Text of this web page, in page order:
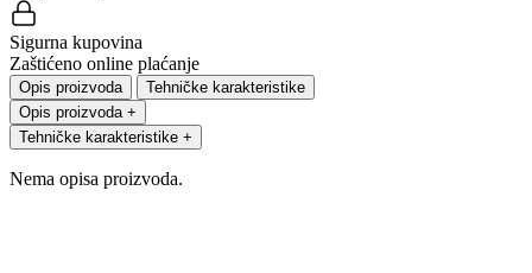
Sigurna kupovina
Zaštićeno online plaćanje
Opis proizvoda
Tehničke karakteristike
Opis proizvoda +
Tehničke karakteristike +
Nema opisa proizvoda.